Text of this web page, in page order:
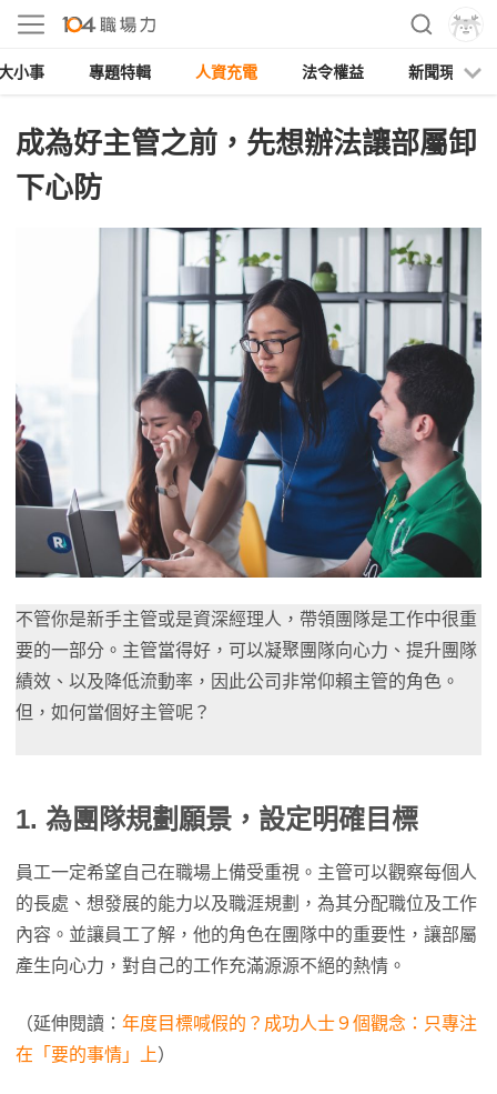
小事 專題特輯 人資充電 法令權益 新聞現場
成為好主管之前，先想辦法讓部屬卸
下心防
不管你是新手主管或是資深經理人，帶領團隊是工作中很重
要的一部分。主管當得好，可以凝聚團隊向心力、提升團隊
績效、以及降低流動率，因此公司非常仰賴主管的角色。
但，如何當個好主管呢？
1. 為團隊規劃願景，設定明確目標
員工一定希望自己在職場上備受重視。主管可以觀察每個人
的長處、想發展的能力以及職涯規劃，為其分配職位及工作
內容。並讓員工了解，他的角色在團隊中的重要性，讓部屬
產生向心力，對自己的工作充滿源源不絕的熱情。
（延伸閱讀： 年度目標喊假的？成功人士９個觀念：只專注
在「要的事情」上）